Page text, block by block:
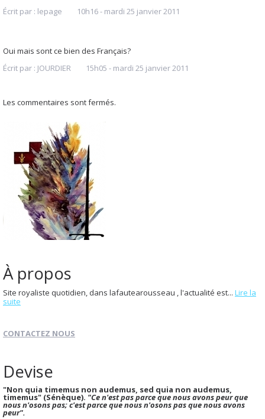
Écrit par : lepage 10h16- mardi 25 janvier 2011
Oui mais sont ce bien des Français?
Écrit par : JOURDIER 15h05 - mardi 25 janvier 2011
Les commentaires sont fermés.
À propos
Site royaliste quotidien, dans lafautearousseau , l'actualité est... Lire la
suite
CONTACTEZ NOUS
Devise
"Non quia timemus non audemus, sed quia non audemus,
timemus" (Sénèque). "Ce n'est pas parce que nous avons peur que
nous n'osons pas; c'est parce que nous n'osons pas que nous avons
peur".